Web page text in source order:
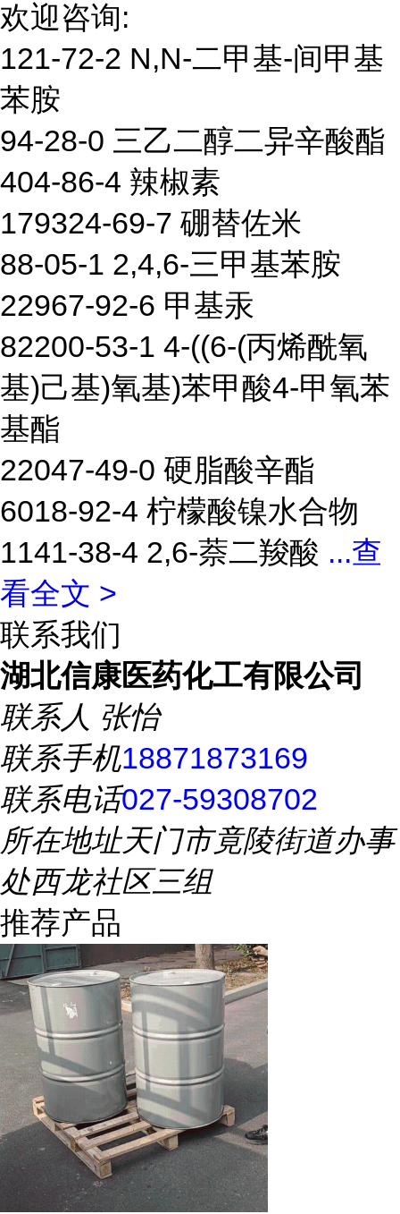
欢迎咨询:
121-72-2 N,N-二甲基-间甲基
苯胺
94-28-0 三乙二醇二异辛酸酯
404-86-4 辣椒素
179324-69-7 硼替佐米
88-05-1 2,4,6-三甲基苯胺
22967-92-6 甲基汞
82200-53-1 4-((6-(丙烯酰氧
基)己基)氧基)苯甲酸4-甲氧苯
基酯
22047-49-0 硬脂酸辛酯
6018-92-4 柠檬酸镍水合物
1141-38-4 2,6-萘二羧酸 ...查
看全文 >
联系我们
湖北信康医药化工有限公司
联系人 张怡
联系手机18871873169
联系电话027-59308702
所在地址天门市竟陵街道办事
处西龙社区三组
推荐产品